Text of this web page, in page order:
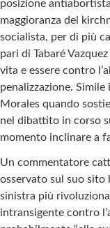
posizione
maggioranza del
socialista, per di più
pari di Tabaré
vita e essere contro
penalizzazione.
Morales quando
nel dibattito in corso
momento inclinare a
Un commentatore
osservato sul suo
sinistra più
intransigente contro